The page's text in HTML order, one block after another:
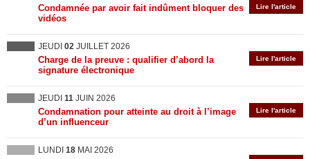
Lire l'article
Condamnée par avoir fait indûment bloquer des
vidéos
JEUDI 02 JUILLET 2026
Lire l'article
Charge de la preuve : qualifier d’abord la
signature électronique
JEUDI 11 JUIN 2026
Lire l'article
Condamnation pour atteinte au droit à l’image
d’un influenceur
LUNDI 18 MAI 2026